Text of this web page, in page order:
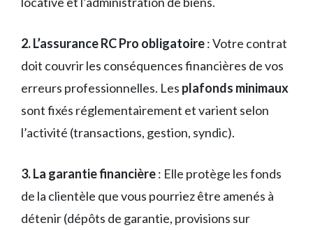
2. L’assurance RC Pro obligatoire: Votre contrat
doit couvrir les conséquences financières de vos
erreurs professionnelles. Les plafonds minimaux
sont fixés réglementairement et varient selon
l’activité (transactions, gestion, syndic).
3. La garantie financière: Elle protège les fonds
de la clientèle que vous pourriez être amenés à
détenir (dépôts de garantie, provisions sur